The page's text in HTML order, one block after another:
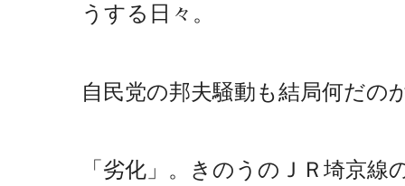
うする日々。
自民党の邦夫騒動も結局何だの
「劣化」。きのうのＪＲ埼京